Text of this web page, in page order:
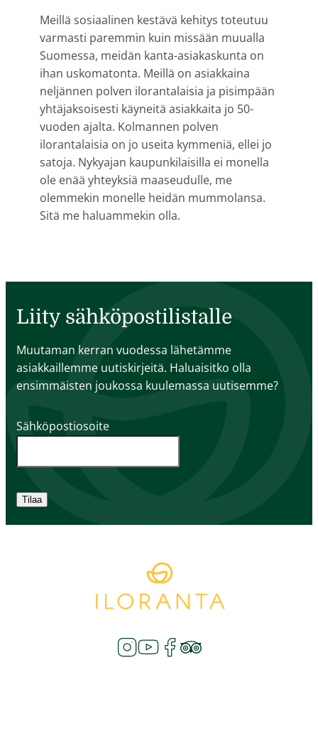
Meillä sosiaalinen kestävä kehitys toteutuu
varmasti paremmin kuin missään muualla
Suomessa, meidän kanta-asiakaskunta on
ihan uskomatonta. Meillä on asiakkaina
neljännen polven ilorantalaisia ja pisimpään
yhtäjaksoisesti käyneitä asiakkaita jo 50-
vuoden ajalta. Kolmannen polven
ilorantalaisia on jo useita kymmeniä, ellei jo
satoja. Nykyajan kaupunkilaisilla ei monella
ole enää yhteyksiä maaseudulle, me
olemmekin monelle heidän mummolansa.
Sitä me haluammekin olla.
Liity sähköpostilistalle
Muutaman kerran vuodessa lähetämme
asiakkaillemme uutiskirjeitä. Haluaisitko olla
ensimmäisten joukossa kuulemassa uutisemme?
Sähköpostiosoite
Tilaa